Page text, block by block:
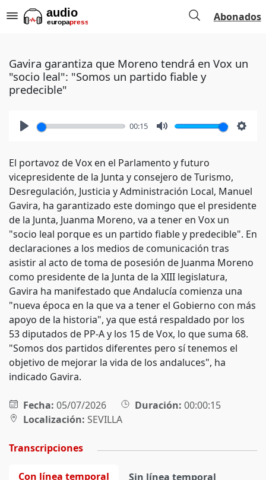
Abonados
Gavira garantiza que Moreno tendrá en Vox un
"socio leal": "Somos un partido fiable y
predecible"
00:15
El portavoz de Vox en el Parlamento y futuro
vicepresidente de la Junta y consejero de Turismo,
Desregulación, Justicia y Administración Local, Manuel
Gavira, ha garantizado este domingo que el presidente
de la Junta, Juanma Moreno, va a tener en Vox un
"socio leal porque es un partido fiable y predecible". En
declaraciones a los medios de comunicación tras
asistir al acto de toma de posesión de Juanma Moreno
como presidente de la Junta de la XIII legislatura,
Gavira ha manifestado que Andalucía comienza una
"nueva época en la que va a tener el Gobierno con más
apoyo de la historia", ya que está respaldado por los
53 diputados de PP-A y los 15 de Vox, lo que suma 68.
"Somos dos partidos diferentes pero sí tenemos el
objetivo de mejorar la vida de los andaluces", ha
indicado Gavira.
Fecha: 05/07/2026 Duración: 00:00:15
Localización: SEVILLA
Transcripciones
Con línea temporal Sin línea temporal